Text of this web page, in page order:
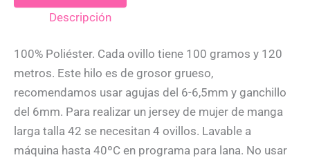
Descripción
100% Poliéster. Cada ovillo tiene 100 gramos y 120
metros. Este hilo es de grosor grueso,
recomendamos usar agujas del 6-6,5mm y ganchillo
del 6mm. Para realizar un jersey de mujer de manga
larga talla 42 se necesitan 4 ovillos. Lavable a
máquina hasta 40ºC en programa para lana. No usar